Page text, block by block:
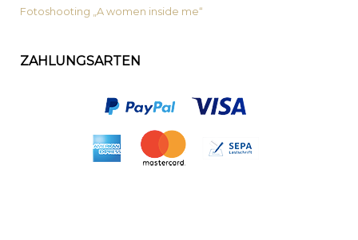
Fotoshooting „A women inside me“
ZAHLUNGSARTEN